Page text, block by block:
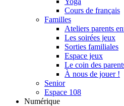
Cours de français
Familles
Ateliers parents
Les soirées jeux
Sorties familiales
Espace jeux
Le coin des
À nous de jouer !
Senior
Espace 108
Numérique